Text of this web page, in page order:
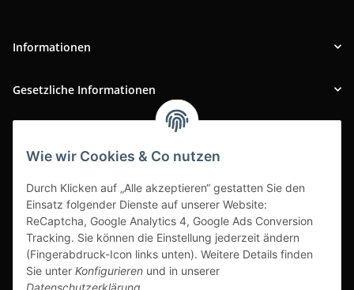
Wie wir Cookies & Co nutzen
Durch Klicken auf „Alle akzeptieren“ gestatten Sie den
Einsatz folgender Dienste auf unserer Website:
ReCaptcha, Google Analytics 4, Google Ads Conversion
Tracking. Sie können die Einstellung jederzeit ändern
(Fingerabdruck-Icon links unten). Weitere Details finden
Sie unter Konfigurieren und in unserer
Informationen
Gesetzliche Informationen